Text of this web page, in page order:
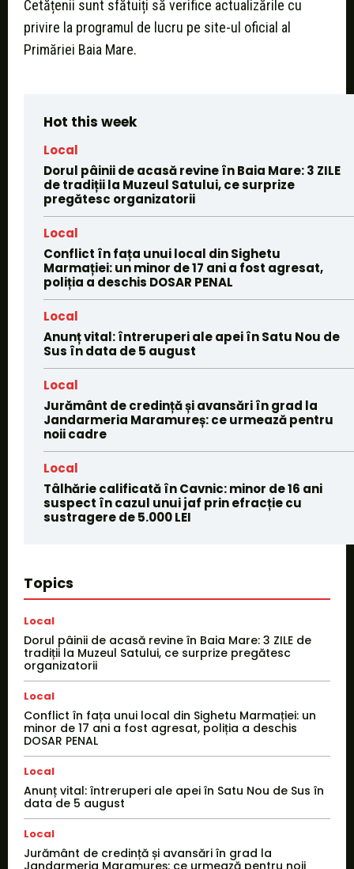
Cetățenii sunt sfătuiți să verifice actualizările cu
privire la programul de lucru pe site-ul oficial al
Primăriei Baia Mare.
Hot this week
Local
Dorul pâinii de acasă revine în Baia Mare: 3 ZILE
de tradiții la Muzeul Satului, ce surprize
pregătesc organizatorii
Local
Conflict în fața unui local din Sighetu
Marmației: un minor de 17 ani a fost agresat,
poliția a deschis DOSAR PENAL
Local
Anunț vital: întreruperi ale apei în Satu Nou de
Sus în data de 5 august
Local
Jurământ de credință și avansări în grad la
Jandarmeria Maramureș: ce urmează pentru
noii cadre
Local
Tâlhărie calificată în Cavnic: minor de 16 ani
suspect în cazul unui jaf prin efracție cu
sustragere de 5.000 LEI
Topics
Local
Dorul pâinii de acasă revine în Baia Mare: 3 ZILE de
tradiții la Muzeul Satului, ce surprize pregătesc
organizatorii
Local
Conflict în fața unui local din Sighetu Marmației: un
minor de 17 ani a fost agresat, poliția a deschis
DOSAR PENAL
Local
Anunț vital: întreruperi ale apei în Satu Nou de Sus în
data de 5 august
Local
Jurământ de credință și avansări în grad la